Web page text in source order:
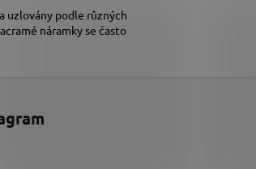
uzlovány podle různých
náramky se často